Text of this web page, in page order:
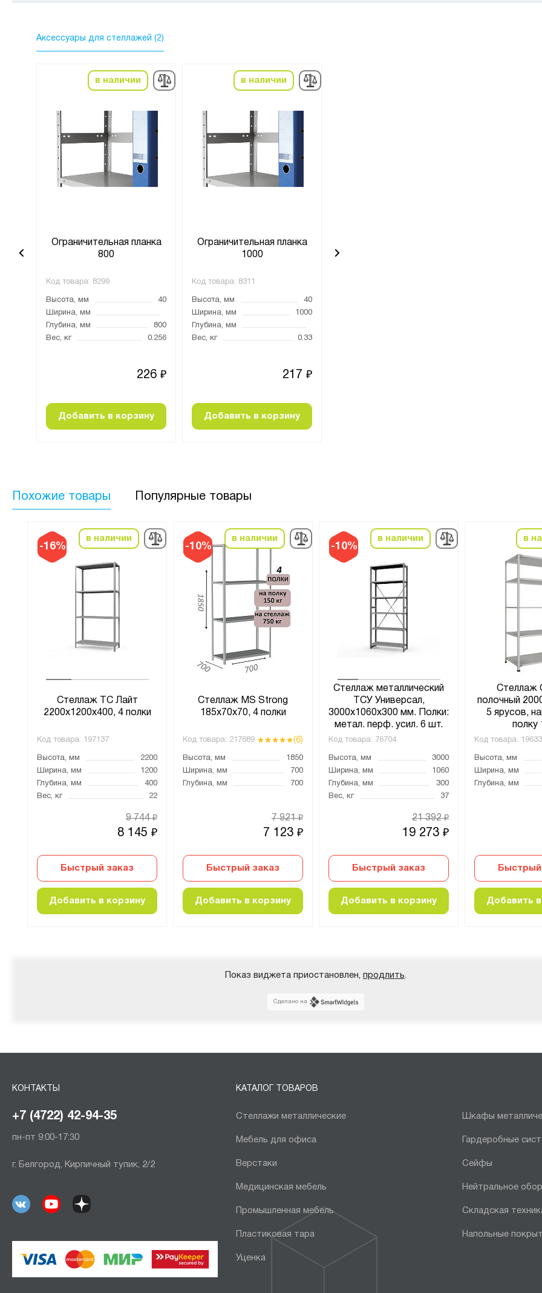
Аксессуары для стеллажей (2)
в наличии
Ограничительная планка
800
Код товара: 8299
Высота, мм
40
Ширина, мм
Глубина, мм
800
Вес, кг
0.256
226 ₽
Добавить в корзину
в наличии
Ограничительная планка
1000
Код товара: 8311
Высота, мм
40
Ширина, мм
1000
Глубина, мм
Вес, кг
0.33
217 ₽
Добавить в корзину
Похожие товары Популярные товары
-16%
в наличии
Стеллаж ТС Лайт
2200х1200х400, 4 полки
Код товара: 197137
Высота, мм
2200
Ширина, мм
1200
Глубина, мм
400
Вес, кг
22
8 145 ₽
9 744₽
Быстрый заказ
Добавить в корзину
-10%
в наличии
Стеллаж MS Strong
185х70х70, 4 полки
Код товара: 217689 (6)
Высота, мм
1850
Ширина, мм
700
Глубина, мм
700
7 123 ₽
7 921₽
Быстрый заказ
Добавить в корзину
-10%
в наличии
Стеллаж металлический
ТСУ Универсал,
3000x1060x300 мм. Полки:
метал. перф. усил. 6 шт.
Код товара: 76704
Высота, мм
3000
Ширина, мм
1060
Глубина, мм
300
Вес, кг
37
19 273 ₽
21 392₽
Быстрый заказ
Добавить в корзину
в
Стеллаж
полочный
5 ярусов,
полку
Код товара:
Высота, мм
Ширина, мм
Глубина, мм
Быстрый
Добавить
Показ виджета приостановлен, продлить.
Сделано на
КОНТАКТЫ
+7 (4722) 42-94-35
пн-пт 9:00-17:30
г. Белгород, Кирпичный тупик, 2/2
КАТАЛОГ ТОВАРОВ
Стеллажи металлические Шкафы
Мебель для офиса Гардеробные
Верстаки Сейфы
Медицинская мебель Нейтральное
Промышленная мебель Складская
Пластиковая тара Напольные
Уценка